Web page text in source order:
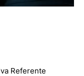
Referente